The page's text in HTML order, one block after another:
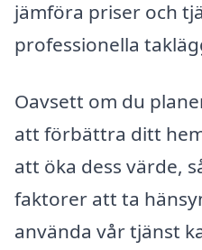
jämföra priser och
professionella
Oavsett om du
att förbättra ditt
att öka dess värde,
faktorer att ta
använda vår tjänst